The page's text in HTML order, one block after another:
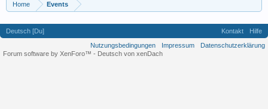
Home Events
Deutsch [Du] Kontakt
Hilfe
Nutzungsbedingungen
Impressum
Datenschutzerklärung
Forum software by XenForo™ - Deutsch von xenDach